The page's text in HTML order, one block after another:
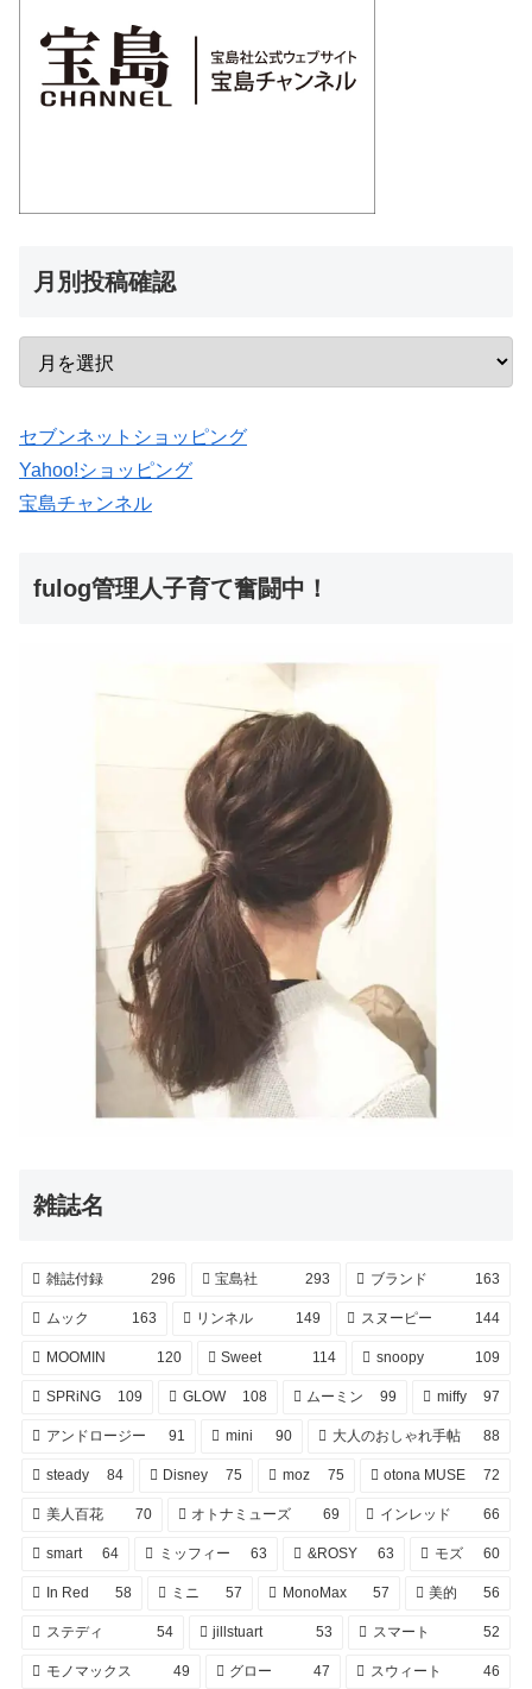
月別投稿確認
セブンネットショッピング
Yahoo!ショッピング
宝島チャンネル
fulog管理人子育て奮闘中！
雑誌名
雑誌付録 296 宝島社 293 ブランド 163
ムック 163 リンネル 149 スヌーピー 144
MOOMIN 120 Sweet 114 snoopy 109
SPRiNG 109 GLOW 108 ムーミン 99 miffy 97
アンドロージー 91 mini 90 大人のおしゃれ手帖 88
steady 84 Disney 75 moz 75 otona MUSE 72
美人百花 70 オトナミューズ 69 インレッド 66
smart 64 ミッフィー 63 &ROSY 63 モズ 60
In Red 58 ミニ 57 MonoMax 57 美的 56
ステディ 54 jillstuart 53 スマート 52
モノマックス 49 グロー 47 スウィート 46